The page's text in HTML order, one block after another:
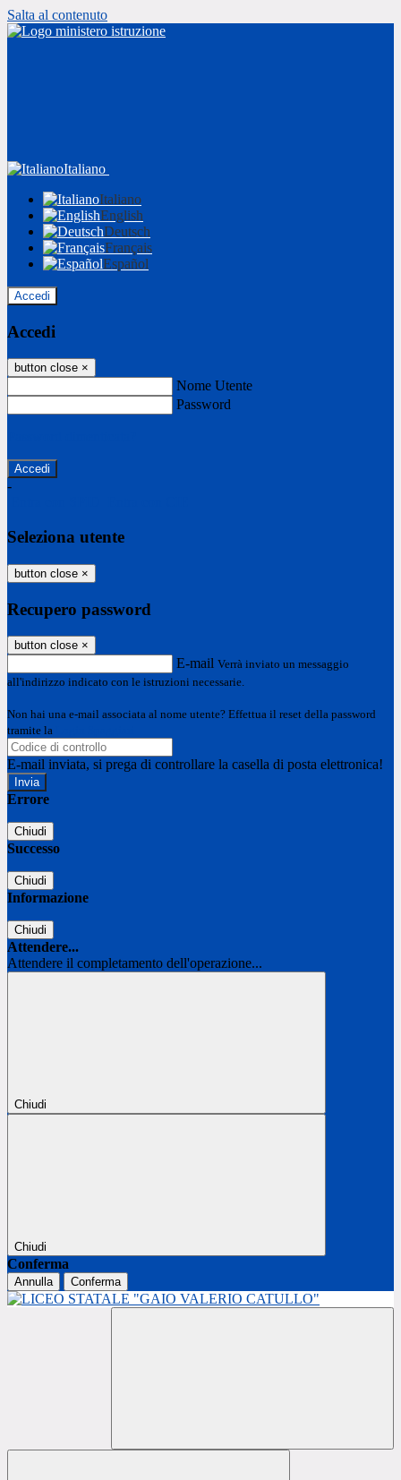
Salta al contenuto
Italiano
Italiano
English
Deutsch
Français
Español
Accedi
Accedi
button close ×
Nome Utente
Password
-
Seleziona utente
button close ×
Recupero password
button close ×
E-mail Verrà inviato un messaggio
all'indirizzo indicato con le istruzioni necessarie.
Non hai una e-mail associata al nome utente? Effettua il reset della password
tramite la
E-mail inviata, si prega di controllare la casella di posta elettronica!
Errore
Chiudi
Successo
Chiudi
Informazione
Chiudi
Attendere...
Attendere il completamento dell'operazione...
Chiudi
Chiudi
Conferma
Annulla Conferma